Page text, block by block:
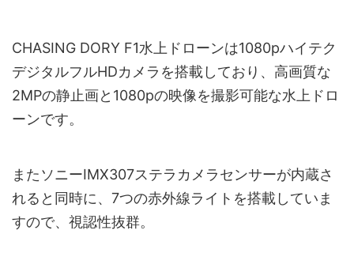
CHASING DORY F1水上ドローンは1080pハイテク
デジタルフルHDカメラを搭載しており、高画質な
2MPの静止画と1080pの映像を撮影可能な水上ドロ
ーンです。
またソニーIMX307ステラカメラセンサーが内蔵さ
れると同時に、7つの赤外線ライトを搭載していま
すので、視認性抜群。